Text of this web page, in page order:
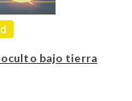
oculto bajo tierra